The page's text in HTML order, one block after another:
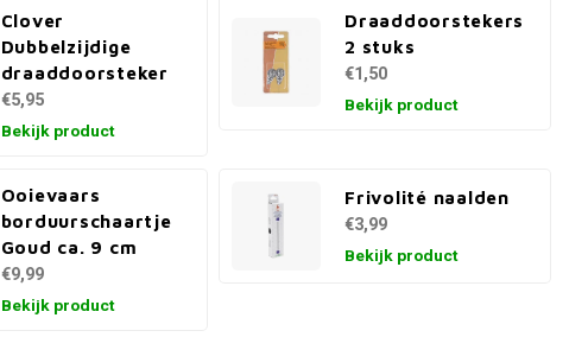
Clover
Dubbelzijdige
draaddoorsteker
€5,95
Bekijk product
Draaddoorstekers
2 stuks
€1,50
Bekijk product
Ooievaars
borduurschaartje
Goud ca. 9 cm
€9,99
Bekijk product
Frivolité naalden
€3,99
Bekijk product